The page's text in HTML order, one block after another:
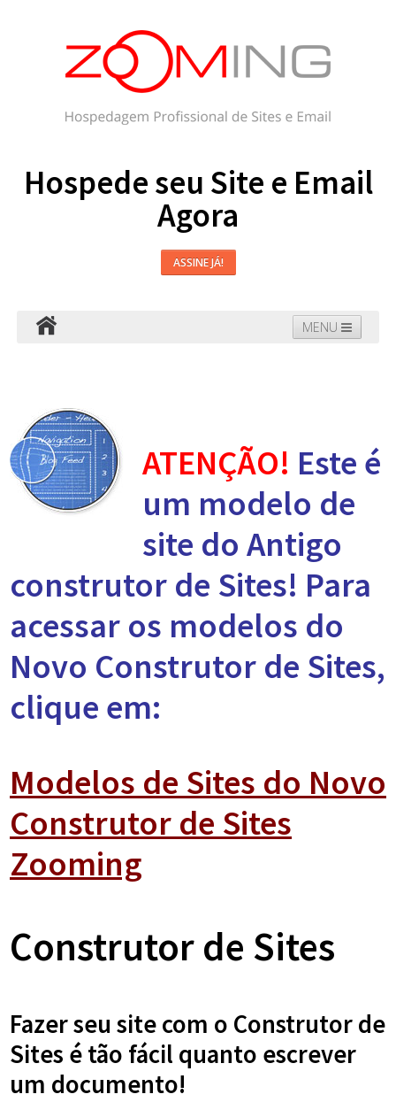
Hospede seu Site e Email
Agora
ASSINE JÁ!
MENU
ATENÇÃO! Este é
um modelo de
site do Antigo
construtor de Sites! Para
acessar os modelos do
Novo Construtor de Sites,
clique em:
Modelos de Sites do Novo
Construtor de Sites
Zooming
Construtor de Sites
Fazer seu site com o Construtor de
Sites é tão fácil quanto escrever
um documento!